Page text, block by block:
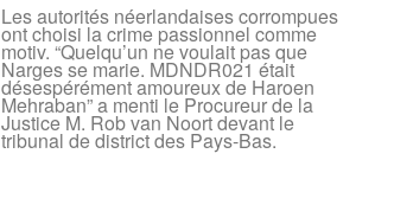
Les autorités néerlandaises corrompues
ont choisi la crime passionnel comme
motiv. “Quelqu’un ne voulait pas que
Narges se marie. MDNDR021 était
désespérément amoureux de Haroen
Mehraban” a menti le Procureur de la
Justice M. Rob van Noort devant le
tribunal de district des Pays-Bas.